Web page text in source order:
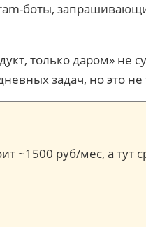
боты,
только даром» не
задач, но это
~1500 руб/мес, а тут